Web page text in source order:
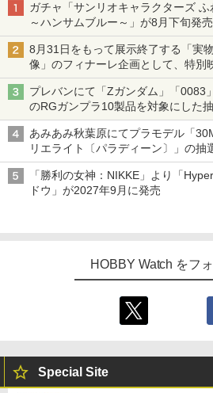
ガチャ「サンリオキャラクターズ
～ハンサムブルー～」が8月下旬発売
ポチャッコやタキシードサムたちが
8月31日をもって展示終了する「実
像」のフィナーレ企画として、特別
Statue ― BEYOND POSSIBILITY ―
プレバンにて「Zガンダム」「0083
のRGガンプラ10製品を対象にした
実施！
あみあみ秋葉原にてプラモデル「
リエライト〔パラディーン〕」の抽
「30MS オプションパーツセット
象「勝利の女神：NIKKE」より「
ドウ」が2027年9月に発売
HOBBY Watch をフ
Special Site